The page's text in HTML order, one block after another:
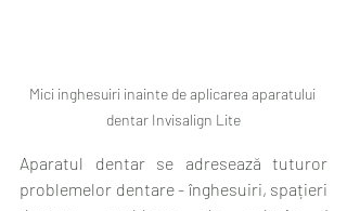
Mici inghesuiri inainte de aplicarea aparatului
dentar Invisalign Lite
Aparatul dentar se adresează tuturor
problemelor dentare - înghesuiri, spațieri